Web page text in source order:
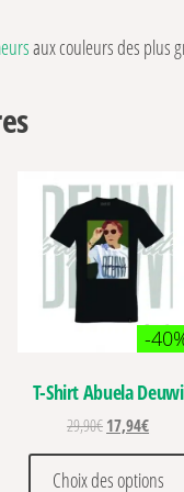
aux couleurs des plus
3,90€ à 9,90€
a plusieurs
-
T-Shirt Abuela Deuwi
29,90€Le prix initial
17,94€Le
Choix des options